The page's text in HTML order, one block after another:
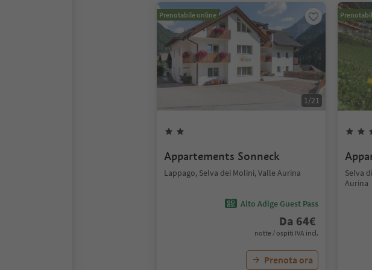
Prenotabile online
1/21
Appartements Sonneck
Lappago, Selva dei Molini, Valle Aurina
Alto Adige Guest Pass
Da 64€
notte / ospiti IVA incl.
Prenota ora
Selva
Aurina